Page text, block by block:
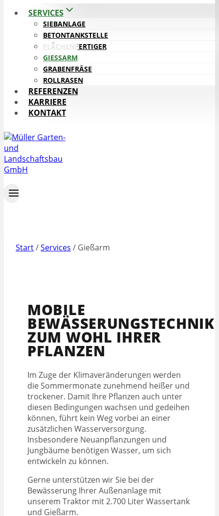
SERVICES
SIEBANLAGE
BETONTANKSTELLE
FLÄCHENFERTIGER
GIESSARM
GRABENFRÄSE
ROLLRASEN
REFERENZEN
KARRIERE
KONTAKT
Start/Services / Gießarm
MOBILE
BEWÄSSERUNGSTECHNIK
ZUM WOHL IHRER
PFLANZEN
Im Zuge der Klimaveränderungen werden
die Sommermonate zunehmend heißer und
trockener. Damit Ihre Pflanzen auch unter
diesen Bedingungen wachsen und gedeihen
können, führt kein Weg vorbei an einer
zusätzlichen Wasserversorgung.
Insbesondere Neuanpflanzungen und
Jungbäume benötigen Wasser, um sich
entwickeln zu können.
Gerne unterstützen wir Sie bei der
Bewässerung Ihrer Außenanlage mit
unserem Traktor mit 2.700 Liter Wassertank
und Gießarm.